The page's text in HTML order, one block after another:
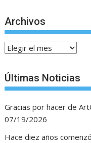
Archivos
A
c
h
v
o
s
Últimas Noticias
Gracias por hacer de
07/19/2026
Hace diez años